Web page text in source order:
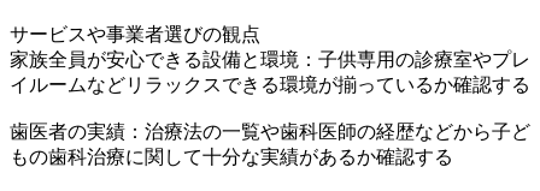
サービスや事業者選びの観点
家族全員が安心できる設備と環境：子供専用の診療室やプレ
イルームなどリラックスできる環境が揃っているか確認する
歯医者の実績：治療法の一覧や歯科医師の経歴などから子ど
もの歯科治療に関して十分な実績があるか確認する